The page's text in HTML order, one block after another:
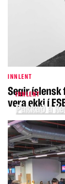
INNLENT
Segir
vera ekki í
INNLENT
Pakkað á